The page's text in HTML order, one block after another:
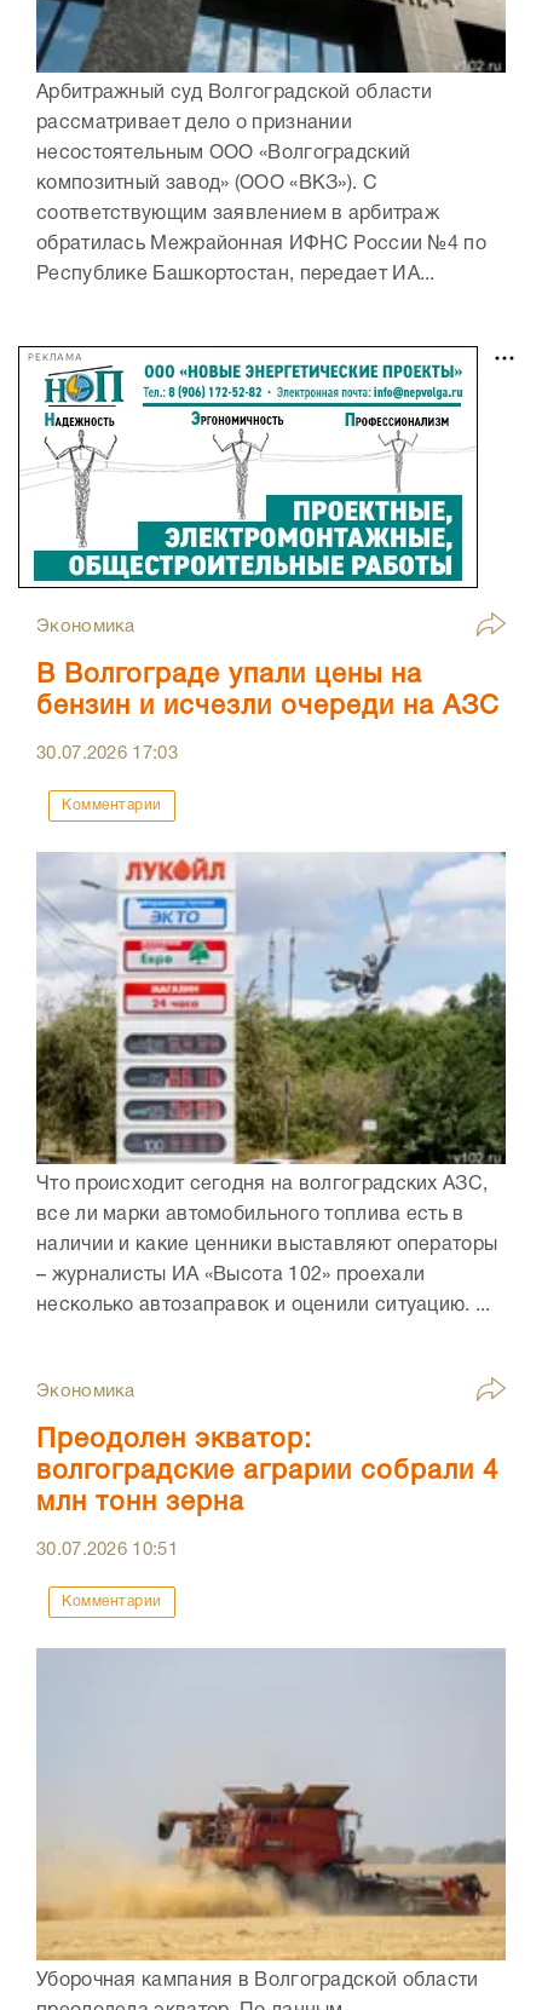
Арбитражный суд Волгоградской области
рассматривает дело о признании
несостоятельным ООО «Волгоградский
композитный завод» (ООО «ВКЗ»). С
соответствующим заявлением в арбитраж
обратилась Межрайонная ИФНС России №4 по
Республике Башкортостан, передает ИА...
РЕКЛАМА
Экономика
В Волгограде упали цены на
бензин и исчезли очереди на АЗС
30.07.2026 17:03
Комментарии
Что происходит сегодня на волгоградских АЗС,
все ли марки автомобильного топлива есть в
наличии и какие ценники выставляют операторы
– журналисты ИА «Высота 102» проехали
несколько автозаправок и оценили ситуацию. ...
Экономика
Преодолен экватор:
волгоградские аграрии собрали 4
млн тонн зерна
30.07.2026 10:51
Комментарии
Уборочная кампания в Волгоградской области